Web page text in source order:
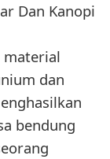
Dan Kanopi
material
dan
bendung